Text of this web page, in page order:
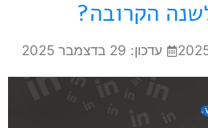
הקרובה?
עדכון: 29 בדצמבר 2025